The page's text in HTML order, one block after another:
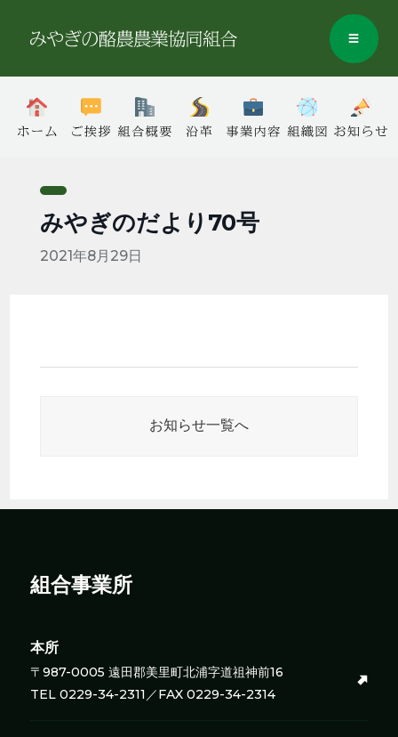
みやぎのだより70号
2021年8月29日
お知らせ一覧へ
組合事業所
本所
〒987-0005 遠田郡美里町北浦字道祖神前16
TEL 0229-34-2311／FAX 0229-34-2314